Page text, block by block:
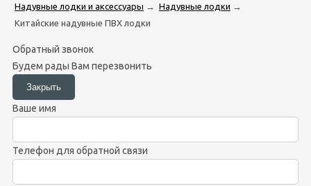
Надувные лодки и аксессуары → Надувные лодки →
Китайские надувные ПВХ лодки
Обратный звонок
Будем рады Вам перезвонить
Ваше имя
Телефон для обратной связи